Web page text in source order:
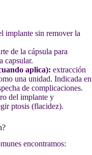
implante sin remover la
de la cápsula para
capsular.
aplica): extracción
una unidad. Indicada en
de complicaciones.
del implante y
ptosis (flacidez).
encontramos: